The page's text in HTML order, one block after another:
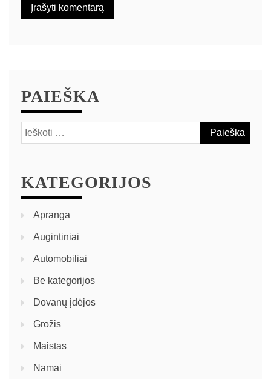
PAIEŠKA
KATEGORIJOS
Apranga
Augintiniai
Automobiliai
Be kategorijos
Dovanų įdėjos
Grožis
Maistas
Namai